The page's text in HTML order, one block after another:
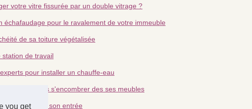
you get
votre vitre fissurée par un double vitrage ?
échafaudage pour le ravalement de votre immeuble
de sa toiture végétalisée
station de travail
pour installer un chauffe-eau
chez sans s'encombrer des ses meubles
pour embellir son entrée